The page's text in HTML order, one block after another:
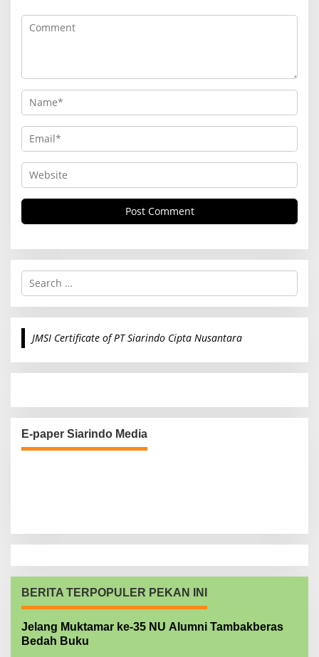
S
r
c
o
JMSI Certificate of PT Siarindo Cipta Nusantara
E-paper Siarindo Media
BERITA TERPOPULER PEKAN INI
Jelang Muktamar ke-35 NU Alumni Tambakberas
Bedah Buku